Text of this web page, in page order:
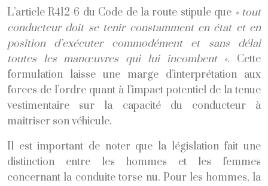
L’article R412-6 du Code de la route stipule que « tout
conducteur doit se tenir constamment en état et en
position d’exécuter commodément et sans délai
toutes les manœuvres qui lui incombent ». Cette
formulation laisse une marge d’interprétation aux
forces de l’ordre quant à l’impact potentiel de la tenue
vestimentaire sur la capacité du conducteur à
maîtriser son véhicule.
Il est important de noter que la législation fait une
distinction entre les hommes et les femmes
concernant la conduite torse nu. Pour les hommes, la